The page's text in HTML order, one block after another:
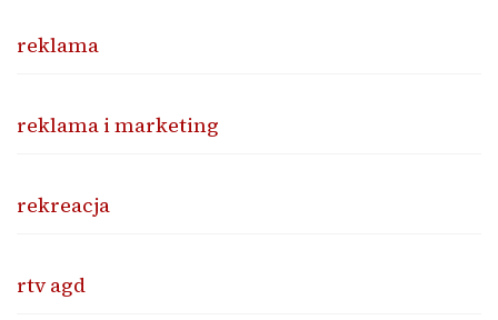
reklama
reklama i marketing
rekreacja
rtv agd